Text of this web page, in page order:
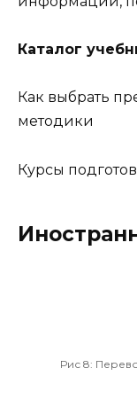
Каталог
Как выбрать
методики
Курсы
Рис 8: